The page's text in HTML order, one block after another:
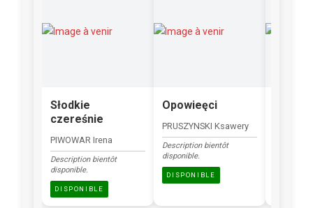
Słodkie
czereśnie
PIWOWAR Irena
Description bientôt
disponible.
DISPONIBLE
Opowieęci
PRUSZYNSKI Ksawery
Description bientôt
disponible.
DISPONIBLE